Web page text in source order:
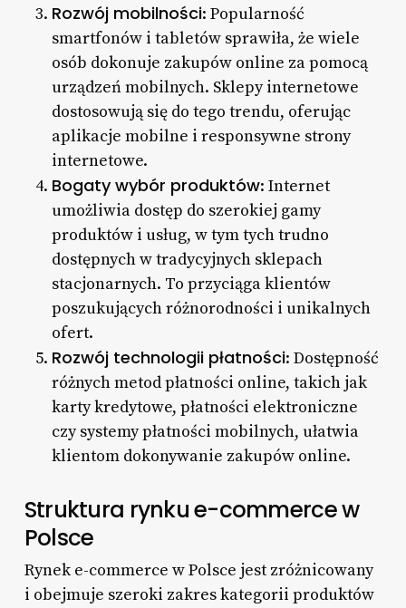
Rozwój mobilności: Popularność
smartfonów i tabletów sprawiła, że wiele
osób dokonuje zakupów online za pomocą
urządzeń mobilnych. Sklepy internetowe
dostosowują się do tego trendu, oferując
aplikacje mobilne i responsywne strony
internetowe.
Bogaty wybór produktów: Internet
umożliwia dostęp do szerokiej gamy
produktów i usług, w tym tych trudno
dostępnych w tradycyjnych sklepach
stacjonarnych. To przyciąga klientów
poszukujących różnorodności i unikalnych
ofert.
Rozwój technologii płatności: Dostępność
różnych metod płatności online, takich jak
karty kredytowe, płatności elektroniczne
czy systemy płatności mobilnych, ułatwia
klientom dokonywanie zakupów online.
Struktura rynku e-commerce w
Polsce
Rynek e-commerce w Polsce jest zróżnicowany
i obejmuje szeroki zakres kategorii produktów